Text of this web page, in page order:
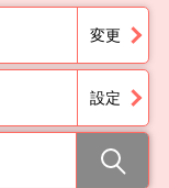
変更
設定